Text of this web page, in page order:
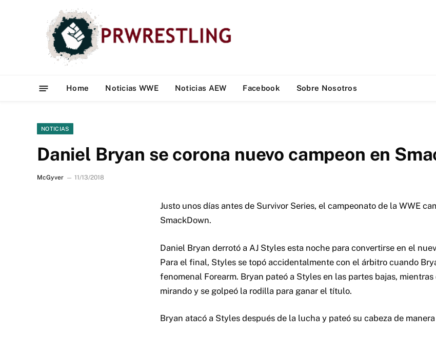
Home Noticias WWE Noticias AEW Facebook Sobre Nosotros
NOTICIAS
Daniel Bryan se corona nuevo campeon en
McGyver 11/13/2018
Justo unos días antes de Survivor Series, el campeonato de la WWE
SmackDown.
Daniel Bryan derrotó a AJ Styles esta noche para convertirse en el
Para el final, Styles se topó accidentalmente con el árbitro cuando
fenomenal Forearm. Bryan pateó a Styles en las partes bajas,
mirando y se golpeó la rodilla para ganar el título.
Bryan atacó a Styles después de la lucha y pateó su cabeza de